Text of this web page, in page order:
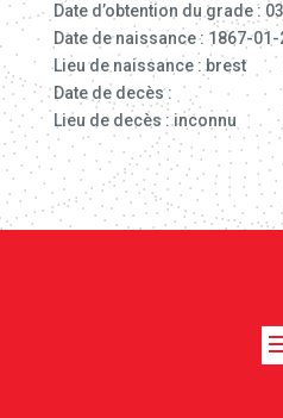
Date d’obtention du grade :
Date de naissance : 1867-
Lieu de naissance : brest
Date de decès :
Lieu de decès : inconnu